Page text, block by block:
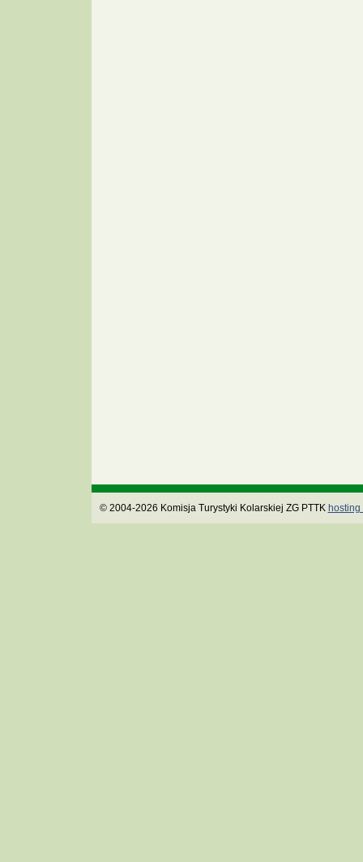
© 2004-2026 Komisja Turystyki Kolarskiej ZG PTTK hosting